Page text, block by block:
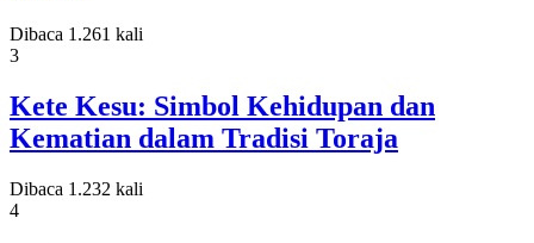
Dibaca 1.261 kali
3
Kete Kesu: Simbol Kehidupan dan
Kematian dalam Tradisi Toraja
Dibaca 1.232 kali
4